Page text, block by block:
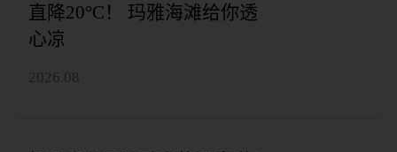
直降20°C！ 玛雅海滩给你透
心凉
2026.08